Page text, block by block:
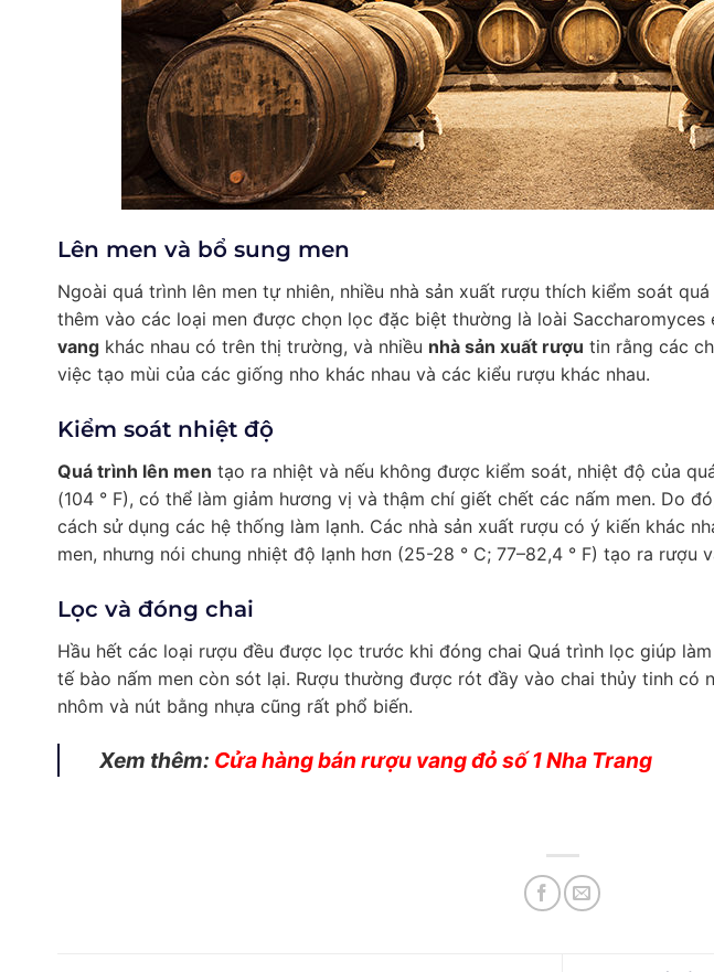
Lên men và bổ sung men
Ngoài quá trình lên men tự nhiên, nhiều nhà sản xuất rượu thích kiểm soát
thêm vào các loại men được chọn lọc đặc biệt thường là loài Saccharomyces
vang khác nhau có trên thị trường, và nhiều nhà sản xuất rượu tin rằng các
việc tạo mùi của các giống nho khác nhau và các kiểu rượu khác nhau.
Kiểm soát nhiệt độ
Quá trình lên men tạo ra nhiệt và nếu không được kiểm soát, nhiệt độ của
(104 ° F), có thể làm giảm hương vị và thậm chí giết chết các nấm men. Do
cách sử dụng các hệ thống làm lạnh. Các nhà sản xuất rượu có ý kiến khác
men, nhưng nói chung nhiệt độ lạnh hơn (25-28 ° C; 77–82,4 ° F) tạo ra rượu
Lọc và đóng chai
Hầu hết các loại rượu đều được lọc trước khi đóng chai Quá trình lọc giúp
tế bào nấm men còn sót lại. Rượu thường được rót đầy vào chai thủy tinh có
nhôm và nút bằng nhựa cũng rất phổ biến.
Xem thêm: Cửa hàng bán rượu vang đỏ số 1 Nha Trang